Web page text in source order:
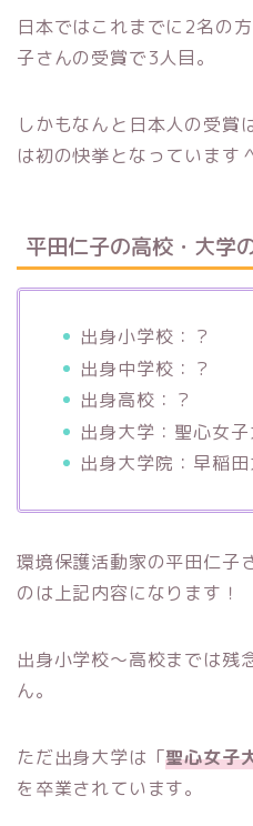
日本ではこれまでに2名の
子さんの受賞で3人目。
しかもなんと日本人の受賞
は初の快挙となっています
平田仁子の高校・大学
出身小学校：？
出身中学校：？
出身高校：？
出身大学：聖心女
出身大学院：早稲
環境保護活動家の平田仁子
のは上記内容になります！
出身小学校〜高校までは残
ん。
ただ出身大学は「聖心女子
を卒業されています。